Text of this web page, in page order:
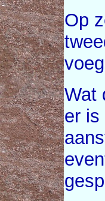
Op
Wat
er is